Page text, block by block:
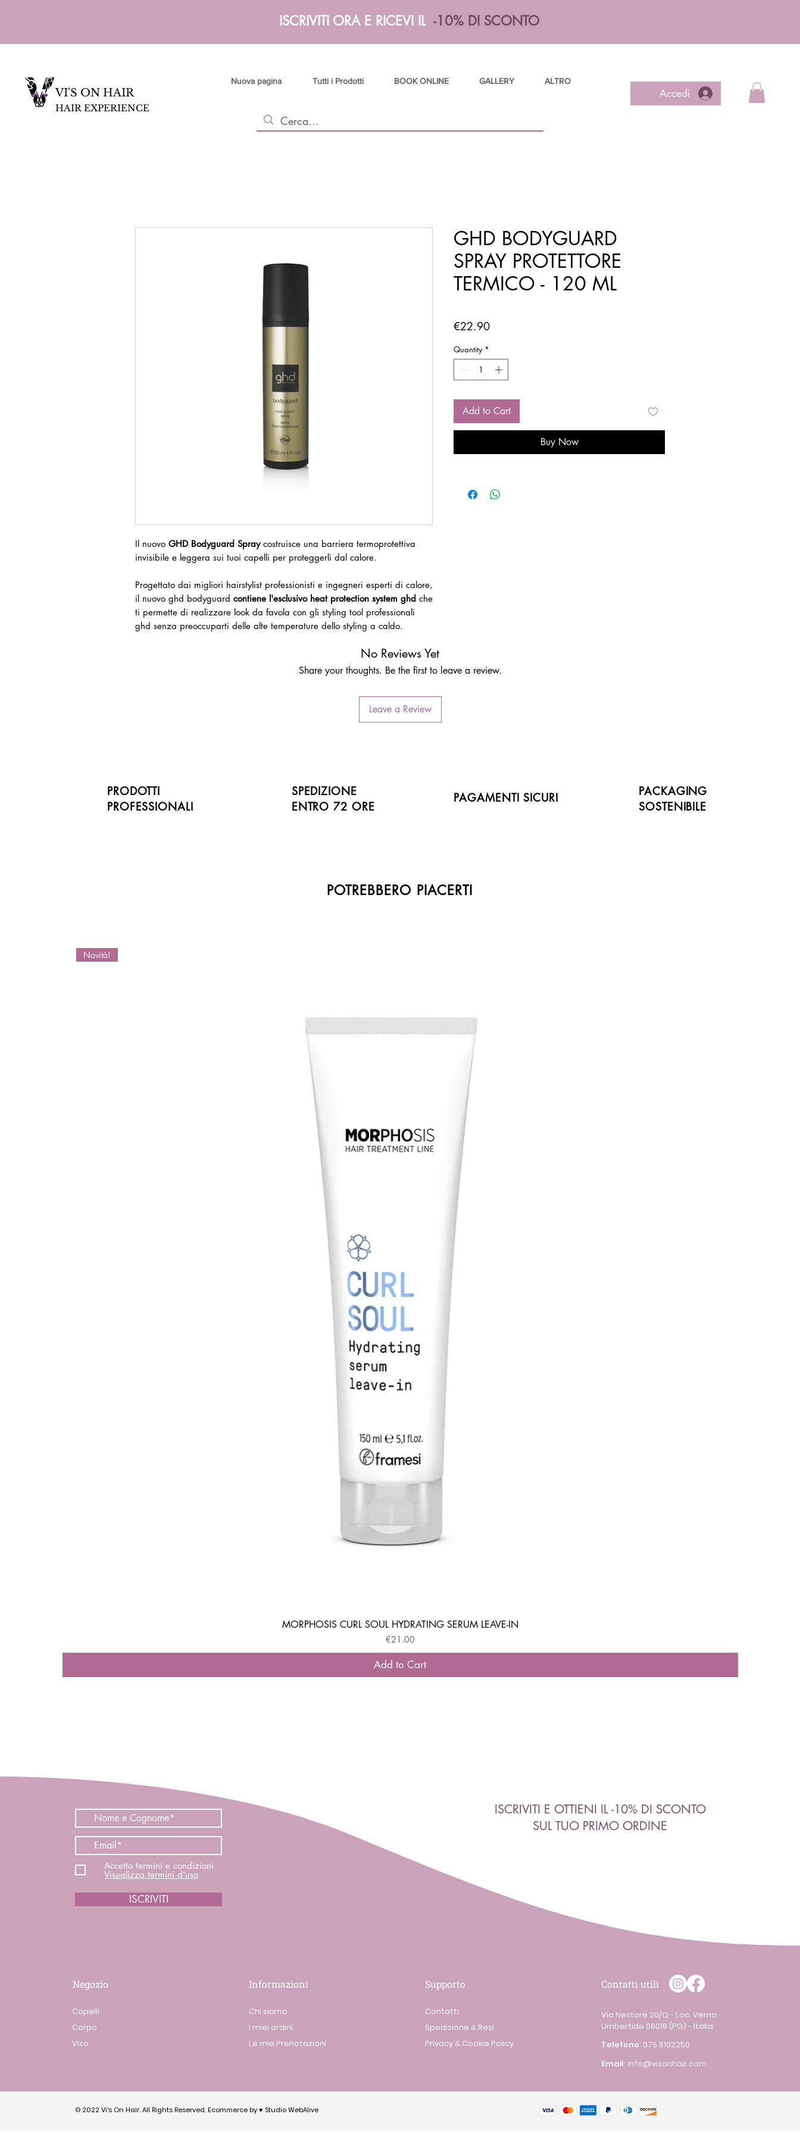
ISCRIVITI ORA E RICEVI IL -10% DI SCONTO
VI'S ON HAIR
HAIR EXPERIENCE
Nuova pagina Tutti i Prodotti BOOK ONLINE GALLERY ALTRO
Accedi
Il nuovo GHD Bodyguard Spraycostruisce una barriera termoprotettiva
invisibile e leggera sui tuoi capelli per proteggerli dal calore.
Progettato dai migliori hairstylist professionisti e ingegneri esperti di calore,
il nuovo ghd bodyguard contiene l'esclusivo heat protection system ghd che
ti permette di realizzare look da favola con gli styling tool professionali
ghd senza preoccuparti delle alte temperature dello styling a caldo.
GHD BODYGUARD
SPRAY PROTETTORE
TERMICO - 120 ML
€22.90Price
Quantity *
Add to Cart
Buy Now
No Reviews Yet
Share your thoughts. Be the first to leave a review.
Leave a Review
PRODOTTI
PROFESSIONALI
SPEDIZIONE
ENTRO 72 ORE
PAGAMENTI SICURI
PACKAGING
SOSTENIBILE
POTREBBERO PIACERTI
Quick View
Novità!
MORPHOSIS CURL SOUL HYDRATING SERUM LEAVE-IN
Price
€21.00
Add to Cart
Negozio
Capelli
Corpo
Viso
Informazioni
Chi siamo
I miei ordini
Le mie Prenotazioni
Supporto
Contatti
Spedizione & Resi
Privacy & Cookie Policy
Contatti utili
Via Nestore 20/Q - Loc. Verna
Umbertide 06019 (PG) - Italia
Telefono: 075 6102250
Email: info@visonhair.com
© 2022 Vi's On Hair. All Rights Reserved. Ecommerce by ♥ Studio WebAlive
Accetto termini e condizioni
Visualizza termini d'uso
ISCRIVITI
ISCRIVITI E OTTIENI IL -10% DI SCONTO
SUL TUO PRIMO ORDINE